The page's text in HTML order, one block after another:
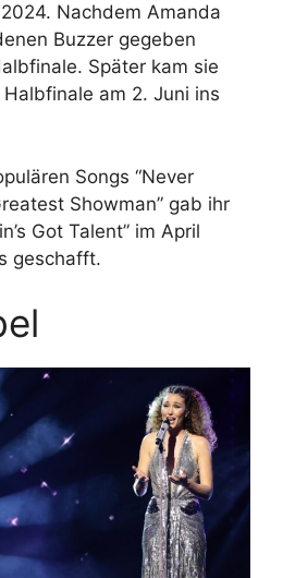
Nachdem Amanda
Buzzer gegeben
Später kam sie
am 2. Juni ins
Songs “Never
Showman” gab ihr
Got Talent” im April
geschafft.